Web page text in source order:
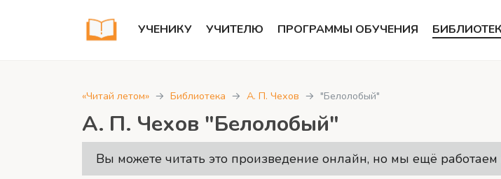
УЧЕНИКУ УЧИТЕЛЮ ПРОГРАММЫ ОБУЧЕНИЯ
«Читай летом» Библиотека А. П. Чехов "Белолобый"
А. П. Чехов "Белолобый"
Вы можете читать это произведение онлайн, но мы ещё